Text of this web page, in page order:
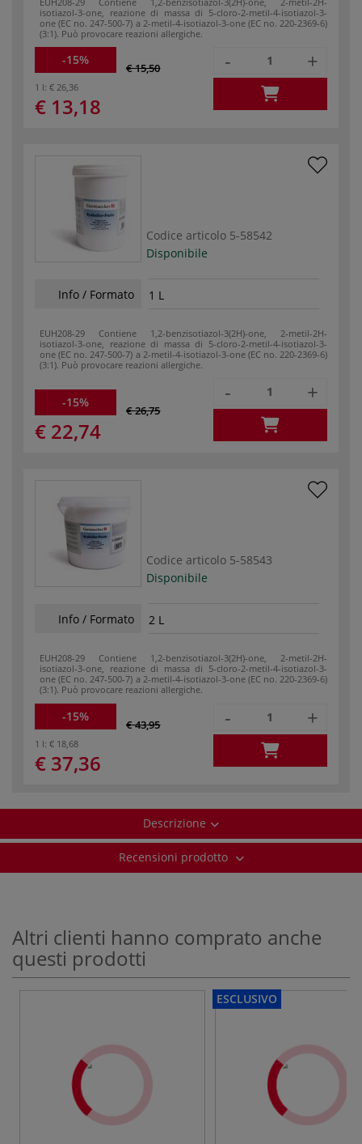
isotiazol-3-one, reazione di massa di 5-cloro-2-metil-4-isotiazol-3-
one (EC no. 247-500-7) a 2-metil-4-isotiazol-3-one (EC no. 220-2369-6)
(3:1). Può provocare reazioni allergiche.
-15%
€ 15,50
1 l: € 26,36
€ 13,18
- +
Codice articolo 5-58542
Disponibile
Info / Formato 1 L
EUH208-29 Contiene 1,2-benzisotiazol-3(2H)-one, 2-metil-2H-
isotiazol-3-one, reazione di massa di 5-cloro-2-metil-4-isotiazol-3-
one (EC no. 247-500-7) a 2-metil-4-isotiazol-3-one (EC no. 220-2369-6)
(3:1). Può provocare reazioni allergiche.
-15%
€ 26,75
€ 22,74
- +
Codice articolo 5-58543
Disponibile
Info / Formato 2 L
EUH208-29 Contiene 1,2-benzisotiazol-3(2H)-one, 2-metil-2H-
isotiazol-3-one, reazione di massa di 5-cloro-2-metil-4-isotiazol-3-
one (EC no. 247-500-7) a 2-metil-4-isotiazol-3-one (EC no. 220-2369-6)
(3:1). Può provocare reazioni allergiche.
-15%
€ 43,95
1 l: € 18,68
€ 37,36
- +
Descrizione
Recensioni prodotto
Altri clienti hanno comprato anche
questi prodotti
ESCLUSIVO